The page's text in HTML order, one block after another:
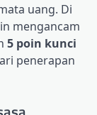
uang. Di
mengancam
5 poin kunci
penerapan